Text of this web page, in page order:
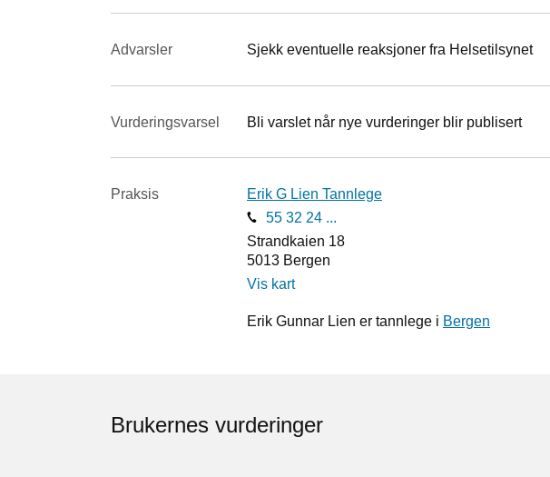
Advarsler Sjekk eventuelle reaksjoner fra Helsetilsynet
Vurderings­varsel Bli varslet når nye vurderinger blir publisert
Praksis
Erik G Lien Tannlege
55 32 24 ...
Strandkaien 18
5013 Bergen
Vis kart
Erik Gunnar Lien er tannlege i Bergen
Brukernes vurderinger